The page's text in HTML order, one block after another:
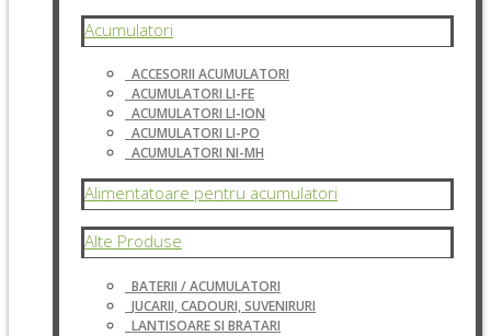
Acumulatori
ACCESORII ACUMULATORI
ACUMULATORI LI-FE
ACUMULATORI LI-ION
ACUMULATORI LI-PO
ACUMULATORI NI-MH
Alimentatoare pentru acumulatori
Alte Produse
BATERII / ACUMULATORI
JUCARII, CADOURI, SUVENIRURI
LANTISOARE SI BRATARI